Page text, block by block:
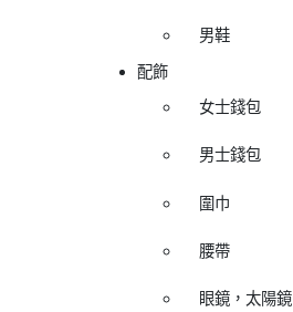
男鞋
配飾
女士錢包
男士錢包
圍巾
腰帶
眼鏡，太陽鏡